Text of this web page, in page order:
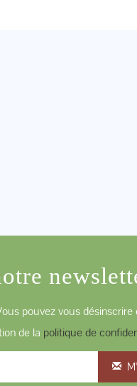
pouvez vous
de la politique de